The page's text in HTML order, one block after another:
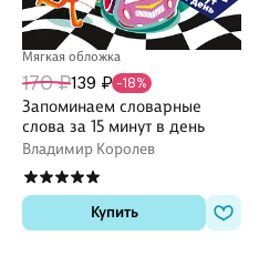
Мягкая обложка
170 ₽139 ₽ -18%
Запоминаем словарные
слова за 15 минут в день
Владимир Королев
Купить